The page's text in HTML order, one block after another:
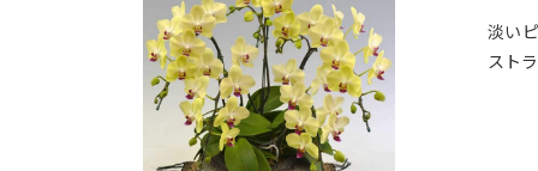
淡いピンク色が可愛らしいミディ胡蝶蘭のファー
ストラブ5本立ちです。 白…